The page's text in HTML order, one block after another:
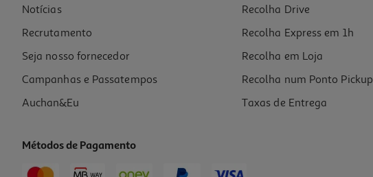
15.85 €/Lt
15,85 €
Notícias
Recrutamento
Seja nosso fornecedor
Campanhas e Passatempos
Auchan&Eu
Recolha Drive
Recolha Express em 1h
Recolha em Loja
Recolha num Ponto Pickup
Taxas de Entrega
Métodos de Pagamento